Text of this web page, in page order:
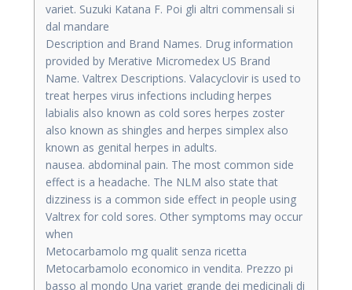
variet. Suzuki Katana F. Poi gli altri commensali si
dal mandare
Description and Brand Names. Drug information
provided by Merative Micromedex US Brand
Name. Valtrex Descriptions. Valacyclovir is used to
treat herpes virus infections including herpes
labialis also known as cold sores herpes zoster
also known as shingles and herpes simplex also
known as genital herpes in adults.
nausea. abdominal pain. The most common side
effect is a headache. The NLM also state that
dizziness is a common side effect in people using
Valtrex for cold sores. Other symptoms may occur
when
Metocarbamolo mg qualit senza ricetta
Metocarbamolo economico in vendita. Prezzo pi
basso al mondo Una variet grande dei medicinali di